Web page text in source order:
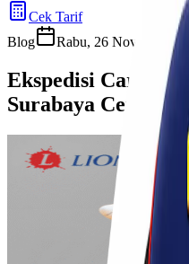
Cek Tarif
Blog
Rabu, 26 November
Ekspedisi Cargo
Surabaya Cepat